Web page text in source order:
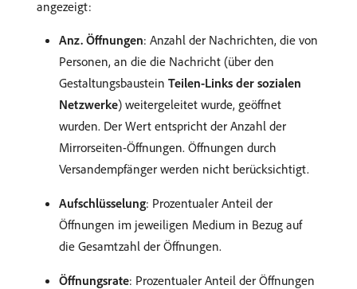
angezeigt:
Anz. Öffnungen: Anzahl der Nachrichten, die von
Personen, an die die Nachricht (über den
Gestaltungsbaustein Teilen-Links der sozialen
Netzwerke) weitergeleitet wurde, geöffnet
wurden. Der Wert entspricht der Anzahl der
Mirrorseiten-Öffnungen. Öffnungen durch
Versandempfänger werden nicht berücksichtigt.
Aufschlüsselung: Prozentualer Anteil der
Öffnungen im jeweiligen Medium in Bezug auf
die Gesamtzahl der Öffnungen.
Öffnungsrate: Prozentualer Anteil der Öffnungen